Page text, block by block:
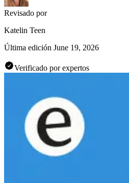
Revisado por
Katelin Teen
Última edición June 19, 2026
Verificado por expertos